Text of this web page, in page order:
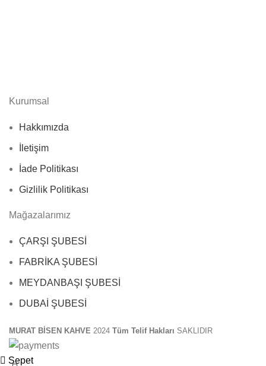
Kurumsal
Hakkımızda
İletişim
İade Politikası
Gizlilik Politikası
Mağazalarımız
ÇARŞI ŞUBESİ
FABRİKA ŞUBESİ
MEYDANBAŞI ŞUBESİ
DUBAİ ŞUBESİ
MURAT BİSEN KAHVE 2024 Tüm Telif Hakları SAKLIDIR
Sepet